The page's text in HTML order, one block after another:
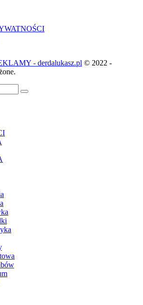
- derdalukasz.pl © 2022 -